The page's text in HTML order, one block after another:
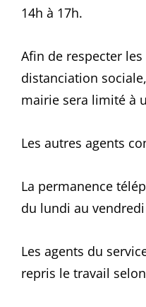
14h à 17h.
Afin de respecter
distanciation sociale,
mairie sera limité à
Les autres agents
La permanence
du lundi au
Les agents du
repris le travail